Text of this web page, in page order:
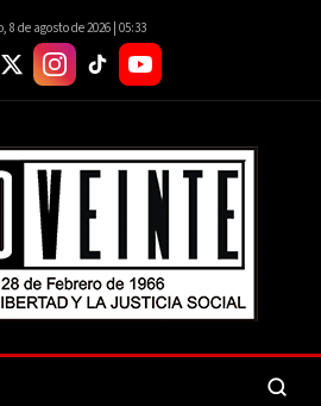
8 de agosto de 2026 | 05:33